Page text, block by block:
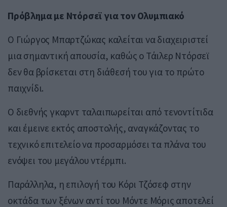
Πρόβλημα με Ντόρσεϊ για τον Ολυμπιακό
Ο Γιώργος Μπαρτζώκας καλείται να διαχειριστεί
μια σημαντική απουσία, καθώς ο Τάιλερ Ντόρσεϊ
δεν θα βρίσκεται στη διάθεσή του για το πρώτο
παιχνίδι.
Ο διεθνής γκαρντ ταλαιπωρείται από τενοντίτιδα
και έμεινε εκτός αποστολής, αναγκάζοντας το
τεχνικό επιτελείο να προσαρμόσει τα πλάνα του
ενόψει του μεγάλου ντέρμπι.
Παράλληλα, η επιλογή του Κόρι Τζόσεφ στην
οκτάδα των ξένων αντί του Μόντε Μόρις αποτελεί